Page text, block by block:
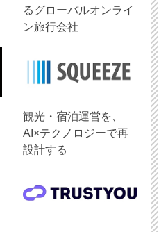
るグローバルオンライ
ン旅行会社
観光・宿泊運営を、
AI×テクノロジーで再
設計する